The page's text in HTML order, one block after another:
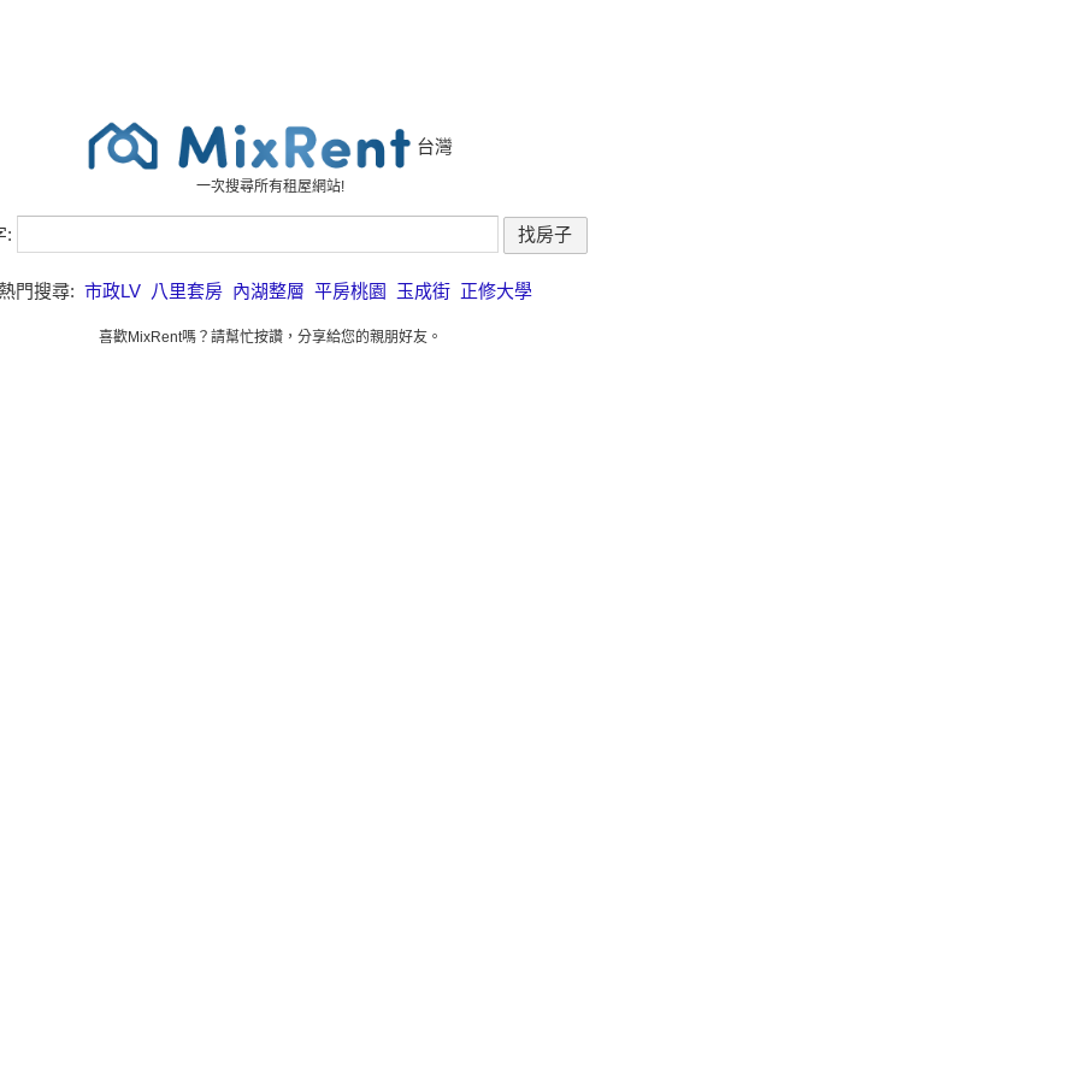
台灣
一次搜尋所有租屋網站!
:
門搜尋: 市政LV 八里套房 內湖整層 平房桃園 玉成街 正修大學
喜歡MixRent嗎？請幫忙按讚，分享給您的親朋好友。